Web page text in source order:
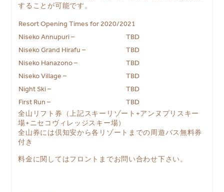
することが可能です。
Resort Opening Times for 2020/2021
Niseko Annupuri –
TBD
Niseko Grand Hirafu –
TBD
Niseko Hanazono –
TBD
Niseko Village –
TBD
Night Ski –
TBD
First Run –
TBD
全山リフト券（上記スキーリゾート+アンヌプリスキー
場+ニセコヴィレッジスキー場）
全山券には倶知安から各リゾートまでの周遊バス無料券
付き
料金に関してはフロントまでお問い合わせ下さい。